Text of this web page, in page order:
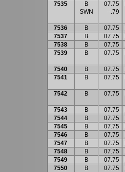
7535
B
SWN
07.75
--.79
7536 B 07.75
7537
B 07.75
7538
B 07.75
7539
B 07.75
7540 B 07.75
7541
B 07.75
7542 B 07.75
7543 B 07.75
7544
B 07.75
7545
B 07.75
7546
B 07.75
7547
B 07.75
7548
B 07.75
7549
B 07.75
7550
B 07.75